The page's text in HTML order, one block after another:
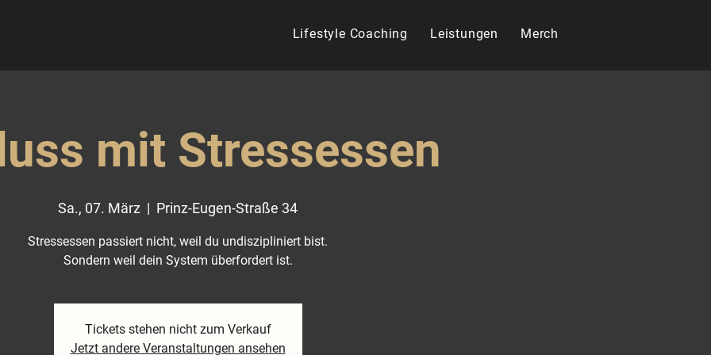
Lifestyle Coaching Leistungen Merch
mit Stressessen
Sa., 07. März
  |
Prinz-Eugen-Straße 34
Stressessen passiert nicht, weil du undiszipliniert bist.
Sondern weil dein System überfordert ist.
Tickets stehen nicht zum Verkauf
Jetzt andere Veranstaltungen ansehen